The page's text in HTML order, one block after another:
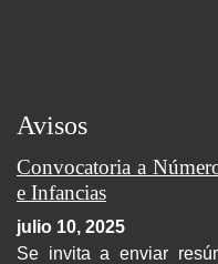
Avisos
Convocatoria a
e Infancias
julio 10, 2025
Se invita a enviar